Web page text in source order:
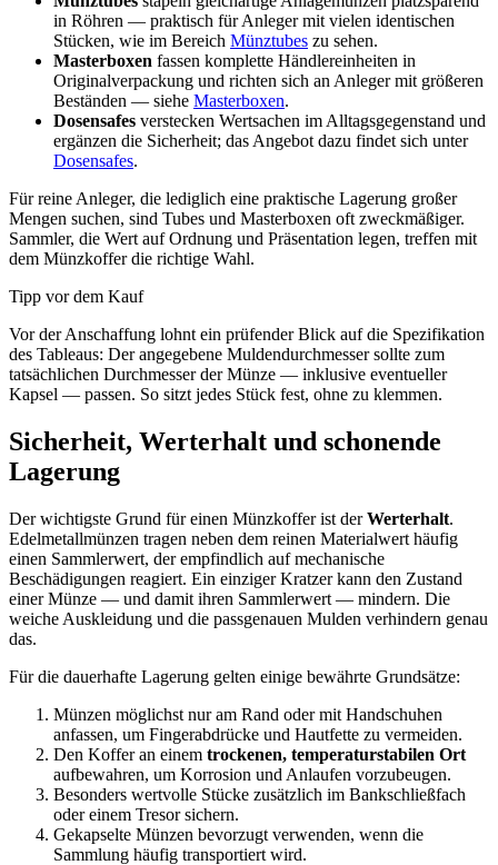
in Röhren — praktisch für Anleger mit vielen identischen
Stücken, wie im Bereich Münztubes zu sehen.
Masterboxen fassen komplette Händlereinheiten in
Originalverpackung und richten sich an Anleger mit größeren
Beständen — siehe Masterboxen.
Dosensafes verstecken Wertsachen im Alltagsgegenstand und
ergänzen die Sicherheit; das Angebot dazu findet sich unter
Dosensafes.
Für reine Anleger, die lediglich eine praktische Lagerung großer
Mengen suchen, sind Tubes und Masterboxen oft zweckmäßiger.
Sammler, die Wert auf Ordnung und Präsentation legen, treffen mit
dem Münzkoffer die richtige Wahl.
Tipp vor dem Kauf
Vor der Anschaffung lohnt ein prüfender Blick auf die Spezifikation
des Tableaus: Der angegebene Muldendurchmesser sollte zum
tatsächlichen Durchmesser der Münze — inklusive eventueller
Kapsel — passen. So sitzt jedes Stück fest, ohne zu klemmen.
Sicherheit, Werterhalt und schonende
Lagerung
Der wichtigste Grund für einen Münzkoffer ist derWerterhalt.
Edelmetallmünzen tragen neben dem reinen Materialwert häufig
einen Sammlerwert, der empfindlich auf mechanische
Beschädigungen reagiert. Ein einziger Kratzer kann den Zustand
einer Münze — und damit ihren Sammlerwert — mindern. Die
weiche Auskleidung und die passgenauen Mulden verhindern genau
das.
Für die dauerhafte Lagerung gelten einige bewährte Grundsätze:
Münzen möglichst nur am Rand oder mit Handschuhen
anfassen, um Fingerabdrücke und Hautfette zu vermeiden.
Den Koffer an einem trockenen, temperaturstabilen Ort
aufbewahren, um Korrosion und Anlaufen vorzubeugen.
Besonders wertvolle Stücke zusätzlich im Bankschließfach
oder einem Tresor sichern.
Gekapselte Münzen bevorzugt verwenden, wenn die
Sammlung häufig transportiert wird.